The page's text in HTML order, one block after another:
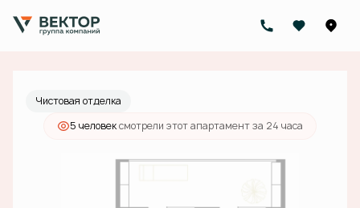
1-комнатный Цена по запросу
Чистовая отделка
5 человексмотрели этот апартамент за 24 часа